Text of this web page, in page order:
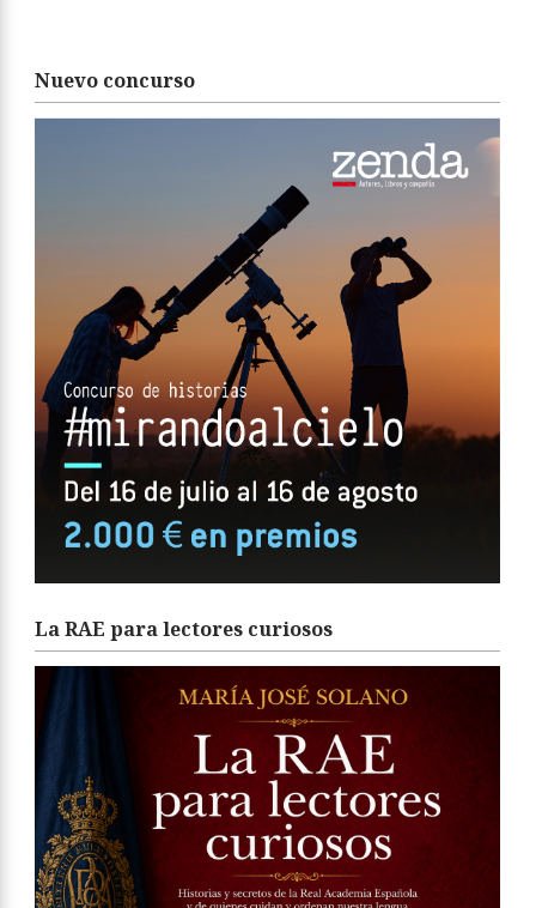
Nuevo concurso
La RAE para lectores curiosos